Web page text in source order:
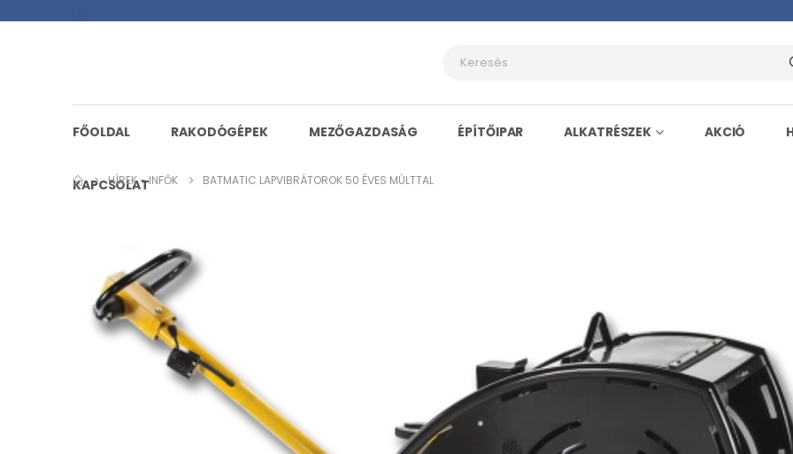
FŐOLDAL RAKODÓGÉPEK MEZŐGAZDASÁG ÉPÍTŐIPAR ALKATRÉSZEK AKCIÓ
KAPCSOLAT
HÍREK - INFŐK BATMATIC LAPVIBRÁTOROK 50 ÉVES MÚLTTAL